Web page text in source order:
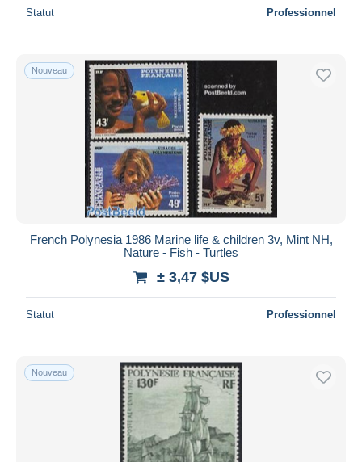
Statut Professionnel
Nouveau
French Polynesia 1986 Marine life & children 3v, Mint NH,
Nature - Fish - Turtles
± 3,47 $US
Statut Professionnel
Nouveau